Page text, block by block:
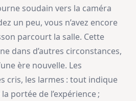
soudain vers la caméra
un peu, vous n’avez encore
parcourt la salle. Cette
dans d’autres circonstances,
ère nouvelle. Les
cris, les larmes : tout indique
portée de l’expérience ;